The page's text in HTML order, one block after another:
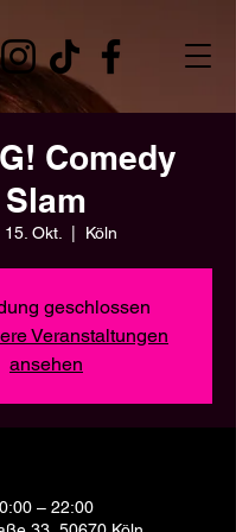
Comedy
Slam
15. Okt. Köln
geschlossen
Veranstaltungen
ansehen
– 22:00